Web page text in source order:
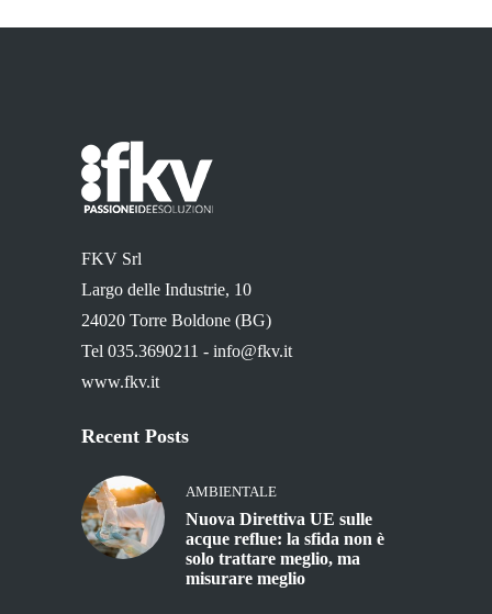
FKV Srl
Largo delle Industrie, 10
24020 Torre Boldone (BG)
Tel 035.3690211 - info@fkv.it
www.fkv.it
Recent Posts
AMBIENTALE
Nuova Direttiva UE sulle
acque reflue: la sfida non è
solo trattare meglio, ma
misurare meglio